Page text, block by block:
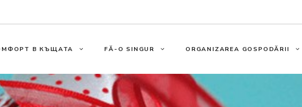
В КЪЩАТА FĂ-O SINGUR ORGANIZAREA GOSPODĂRII